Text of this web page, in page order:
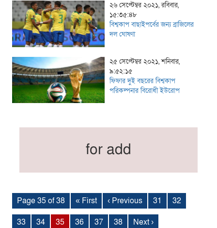
২৬ সেপ্টেম্বর ২০২১, রবিবার,
১৫:৩৫:৪৮
বিশ্বকাপ বাছাইপর্বের জন্য ব্রাজিলের
দল ঘোষণা
২৫ সেপ্টেম্বর ২০২১, শনিবার,
৯:৫২:১৫
ফিফার দুই বছরের বিশ্বকাপ
পরিকল্পনার বিরোধী ইউরোপ
for add
Page 35 of 38 « First ‹ Previous 31
32
33
34 35 36 37 38 Next ›